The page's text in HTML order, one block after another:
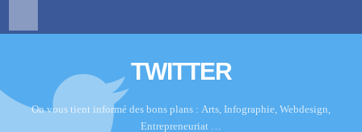
TWITTER
On vous tient informé des bons plans : Arts, Infographie, Webdesign,
Entrepreneuriat …